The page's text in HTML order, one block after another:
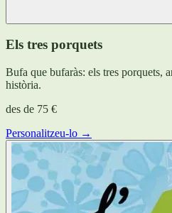
Els tres porquets
Bufa que bufaràs: els tres porquets,
història.
des de 75 €
Personalitzeu-lo →